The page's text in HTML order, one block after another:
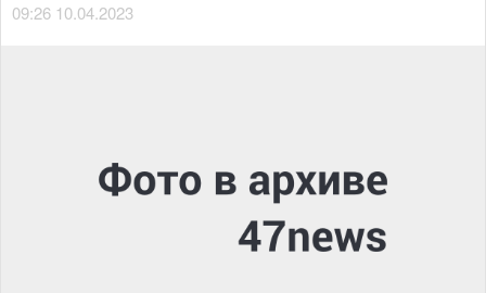
09:26 10.04.2023